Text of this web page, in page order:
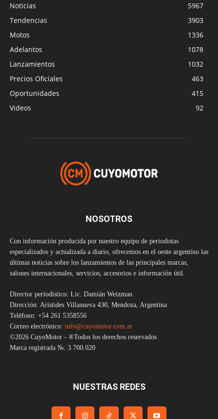
Noticias
5967
Tendencias
3903
Motos
1336
Adelantos
1078
Lanzamientos
1032
Precios Oficiales
463
Oportunidades
415
Videos
92
NOSOTROS
Con información producida por nuestro equipo de periodistas
especializados y actualizada a diario, ofrecemos en el oeste argentino las
últimas noticias sobre los lanzamientos de las principales marcas,
salones internacionales, servicios, accesorios e información útil.
Director periodístico: Lic. Damián Weizman
Dirección: Arístides Villanueva 430, Mendoza, Argentina
Teléfono: +54 261 5358556
Correo electrónico: info@cuyomotor.com.ar
©2026 CuyoMotor - ®Todos los derechos reservados
Marca registrada №: 3.700.020
NUESTRAS REDES